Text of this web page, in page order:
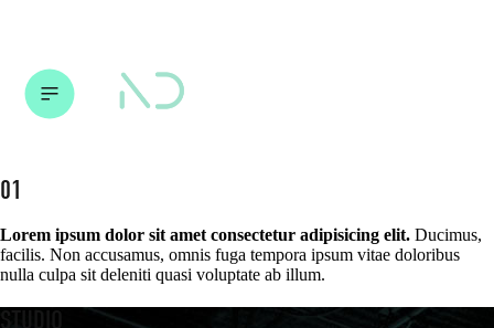
01
Lorem ipsum dolor sit amet consectetur adipisicing elit. Ducimus,
facilis. Non accusamus, omnis fuga tempora ipsum vitae doloribus
nulla culpa sit deleniti quasi voluptate ab illum.